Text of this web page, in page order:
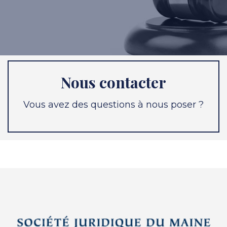
Nous contacter
Vous avez des questions à nous poser ?